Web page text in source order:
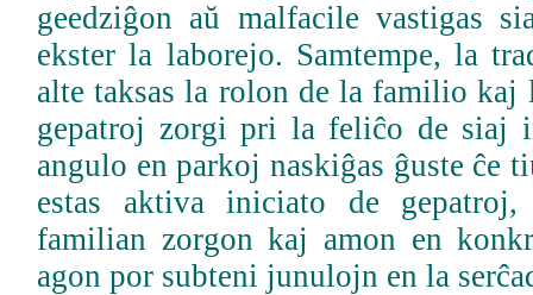
geedziĝon aŭ malfacile vastigas
ekster la laborejo. Samtempe, la
alte taksas la rolon de la familio kaj
gepatroj zorgi pri la feliĉo de siaj
angulo en parkoj naskiĝas ĝuste ĉe
estas aktiva iniciato de gepatroj,
familian zorgon kaj amon en
agon por subteni junulojn en la